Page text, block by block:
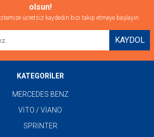
olsun!
ücretsiz kaydedin bizi takip etmeye başlayın.
KAYDOL
KATEGORİLER
MERCEDES BENZ
VİTO / VİANO
SPRİNTER